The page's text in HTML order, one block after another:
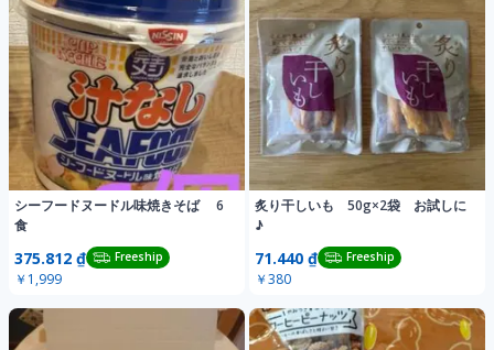
シーフードヌードル味焼きそば 6
食
375.812 ₫ Freeship
￥1,999
炙り干しいも 50g×2袋 お試しに
♪
71.440 ₫ Freeship
￥380